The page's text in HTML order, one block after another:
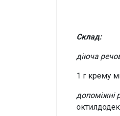
Склад:
діюча
1 г крему
допоміжні